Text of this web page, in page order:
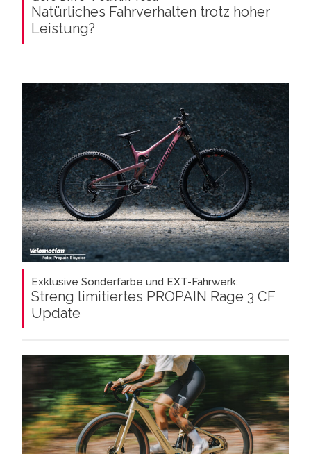
Natürliches Fahrverhalten trotz hoher
Leistung?
Exklusive Sonderfarbe und EXT-Fahrwerk:
Streng limitiertes PROPAIN Rage 3 CF
Update